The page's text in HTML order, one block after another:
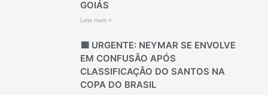
GOIÁS
Leia mais »
🟥 URGENTE: NEYMAR SE ENVOLVE
EM CONFUSÃO APÓS
CLASSIFICAÇÃO DO SANTOS NA
COPA DO BRASIL